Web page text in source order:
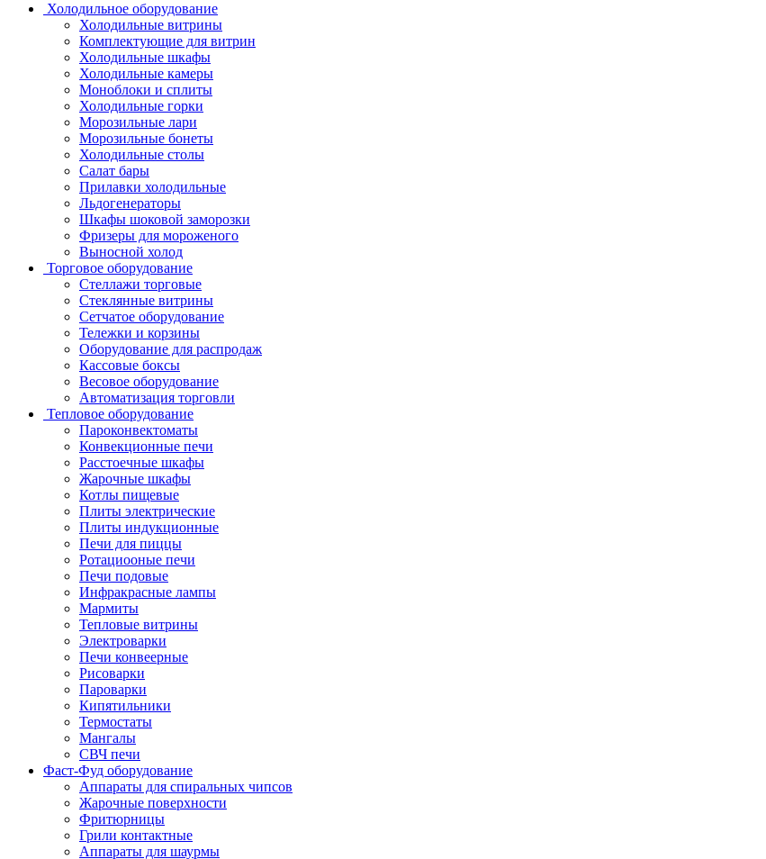
Холодильное оборудование
Холодильные витрины
Комплектующие для витрин
Холодильные шкафы
Холодильные камеры
Моноблоки и сплиты
Холодильные горки
Морозильные лари
Морозильные бонеты
Холодильные столы
Салат бары
Прилавки холодильные
Льдогенераторы
Шкафы шоковой заморозки
Фризеры для мороженого
Выносной холод
Торговое оборудование
Стеллажи торговые
Стеклянные витрины
Сетчатое оборудование
Тележки и корзины
Оборудование для распродаж
Кассовые боксы
Весовое оборудование
Автоматизация торговли
Тепловое оборудование
Пароконвектоматы
Конвекционные печи
Расстоечные шкафы
Жарочные шкафы
Котлы пищевые
Плиты электрические
Плиты индукционные
Печи для пиццы
Ротациооные печи
Печи подовые
Инфракрасные лампы
Мармиты
Тепловые витрины
Электроварки
Печи конвеерные
Рисоварки
Пароварки
Кипятильники
Термостаты
Мангалы
СВЧ печи
Фаст-Фуд оборудование
Аппараты для спиральных чипсов
Жарочные поверхности
Фритюрницы
Грили контактные
Аппараты для шаурмы